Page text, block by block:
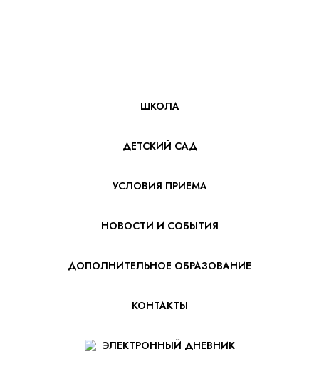
ШКОЛА
ДЕТСКИЙ САД
УСЛОВИЯ ПРИЕМА
НОВОСТИ И СОБЫТИЯ
ДОПОЛНИТЕЛЬНОЕ ОБРАЗОВАНИЕ
КОНТАКТЫ
ЭЛЕКТРОННЫЙ ДНЕВНИК